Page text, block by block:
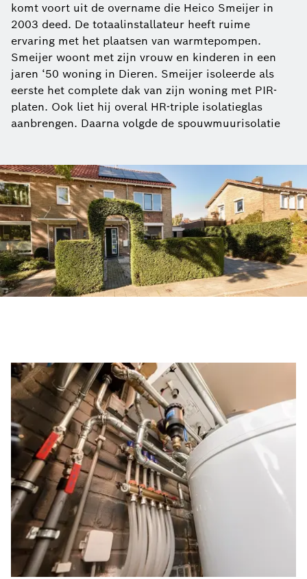
komt voort uit de overname die Heico Smeijer in
2003 deed. De totaalinstallateur heeft ruime
ervaring met het plaatsen van warmtepompen.
Smeijer woont met zijn vrouw en kinderen in een
jaren ‘50 woning in Dieren. Smeijer isoleerde als
eerste het complete dak van zijn woning met PIR-
platen. Ook liet hij overal HR-triple isolatieglas
aanbrengen. Daarna volgde de spouwmuurisolatie